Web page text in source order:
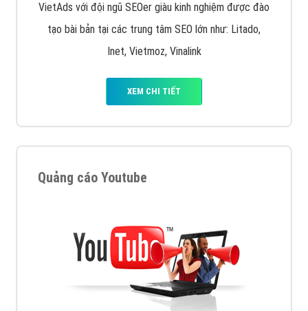
VietAds với đội ngũ SEOer giàu kinh nghiệm được đào
tạo bài bản tại các trung tâm SEO lớn như: Litado,
Inet, Vietmoz, Vinalink
XEM CHI TIẾT
Quảng cáo Youtube